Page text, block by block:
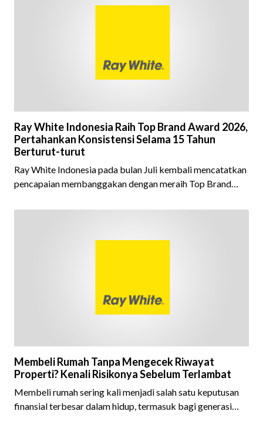
Ray White Indonesia Raih Top Brand Award 2026,
Pertahankan Konsistensi Selama 15 Tahun
Berturut-turut
Ray White Indonesia pada bulan Juli kembali mencatatkan
pencapaian membanggakan dengan meraih Top Brand
ini menjadi semakin istimewa karena Ray White Indonesia
tahun berturut-turut, sebuah bukti nyata atas konsistensi,
Membeli Rumah Tanpa Mengecek Riwayat
Properti? Kenali Risikonya Sebelum Terlambat
Membeli rumah sering kali menjadi salah satu keputusan
finansial terbesar dalam hidup, termasuk bagi generasi